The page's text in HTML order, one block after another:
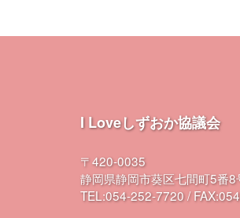
I Loveしずおか協議会
〒420-0035
静岡県静岡市葵区七間町5番
TEL:054-252-7720 /